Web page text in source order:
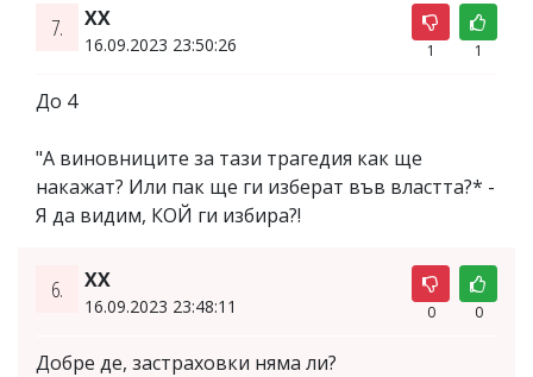
7. XX
16.09.2023 23:50:26 1 1
До 4
"А виновниците за тази трагедия как ще
накажат? Или пак ще ги изберат във властта?* -
Я да видим, КОЙ ги избира?!
6. XX
16.09.2023 23:48:11 0 0
Добре де, застраховки няма ли?